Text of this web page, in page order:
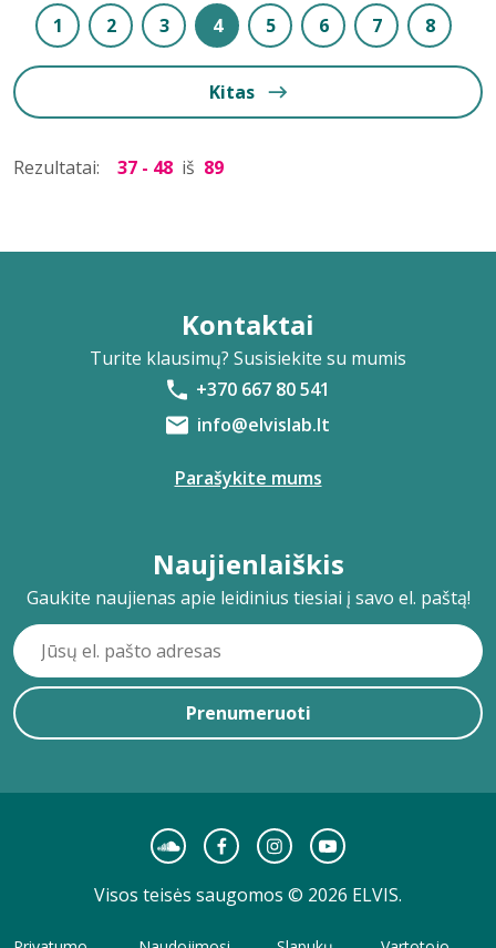
1 2 3 4 5 6 7 8
Kitas
Rezultatai: 37 - 48 iš 89
Kontaktai
Turite klausimų? Susisiekite su mumis
+370 667 80 541
info@elvislab.lt
Parašykite mums
Naujienlaiškis
Gaukite naujienas apie leidinius tiesiai į savo el. paštą!
Prenumeruoti
Visos teisės saugomos © 2026 ELVIS.